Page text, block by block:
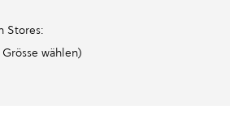
Stores:
wählen)